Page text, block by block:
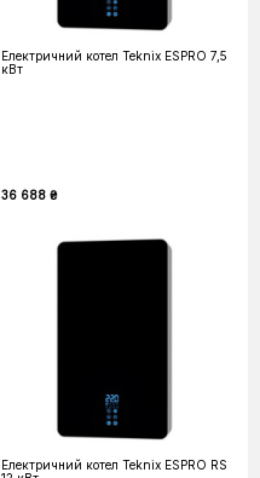
Електричний котел Teknix ESPRO 7,5
кВт
36 688 ₴
Електричний котел Teknix ESPRO RS